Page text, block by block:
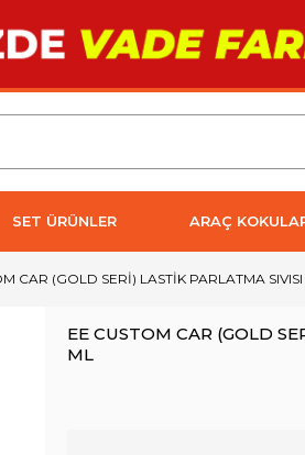
SET ÜRÜNLER ARAÇ
CAR (GOLD SERİ) LASTİK PARLATMA SIVISI
EE CUSTOM CAR (GOLD
ML